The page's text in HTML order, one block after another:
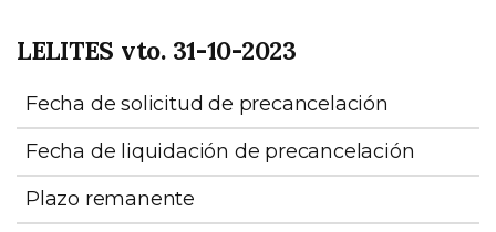
LELITES vto. 31-10-2023
Fecha de solicitud de precancelación
Fecha de liquidación de precancelación
Plazo remanente